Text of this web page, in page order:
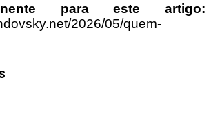
para este artigo:
2026/05/quem-